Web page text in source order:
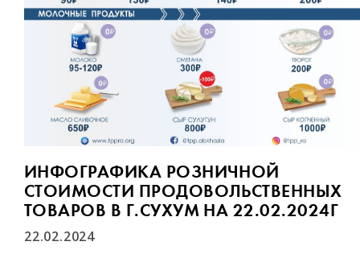
ИНФОГРАФИКА РОЗНИЧНОЙ
СТОИМОСТИ ПРОДОВОЛЬСТВЕННЫХ
ТОВАРОВ В Г.СУХУМ НА 22.02.2024Г
22.02.2024